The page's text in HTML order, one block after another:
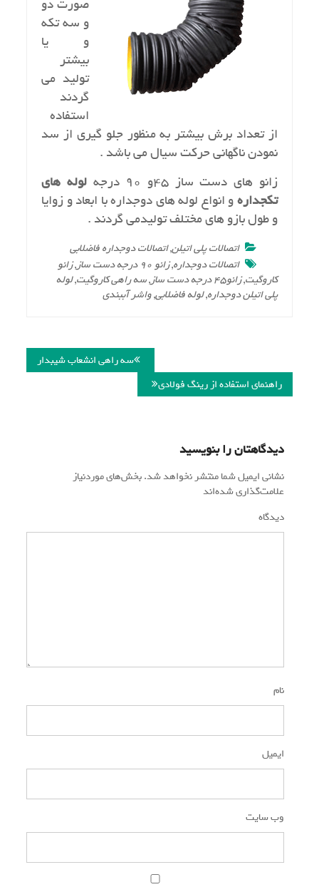
صورت دو
و سه تكه
و يا
بيشتر
توليد مي
گردند
استفاده
از تعداد برش بيشتر به منظور جلو گيري از سد
نمودن ناگهاني حركت سيال مي باشد .
زانو هاي دست ساز 45و 90 درجه
لوله هاي
تكجدارهو انواع لوله هاي دوجداره با ابعاد و زوايا
و طول بازو هاي مختلف توليدمي گردند .
اتصالات پلی اتیلن,اتصالات دوجداره فاضلابی
اتصالات دوجداره,زانو 90 درجه دست ساز ,زانو
کاروگیت,زانو45 درجه دست ساز ,سه راهی کاروگیت,لوله
پلی اتیلن دوجداره,لوله فاضلابی,واشر آببندی
سه راهی انشعاب شیبدار
راهنمای استفاده از رینگ فولادی
دیدگاهتان را بنویسید
نشانی ایمیل شما منتشر نخواهد شد.بخش‌های موردنیاز
علامت‌گذاری شده‌اند
دیدگاه
نام
ایمیل
وب‌ سایت